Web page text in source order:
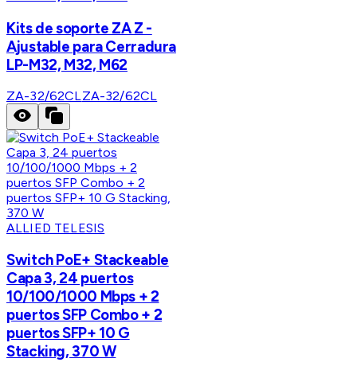
Kits de soporte ZA Z -
Ajustable para Cerradura
LP-M32, M32, M62
ZA-32/62CLZA-32/62CL
ALLIED TELESIS
Switch PoE+ Stackeable
Capa 3, 24 puertos
10/100/1000 Mbps + 2
puertos SFP Combo + 2
puertos SFP+ 10 G
Stacking, 370 W